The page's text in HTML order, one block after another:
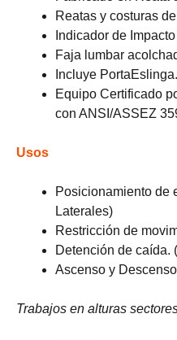
Reatas y costuras
Indicador de
Faja lumbar
Incluye PortaEslinga.
Equipo Certificado
con ANSI/ASSEZ
Usos
Posicionamiento de
Laterales)
Restricción de
Detención de caída.
Ascenso y
Trabajos en alturas